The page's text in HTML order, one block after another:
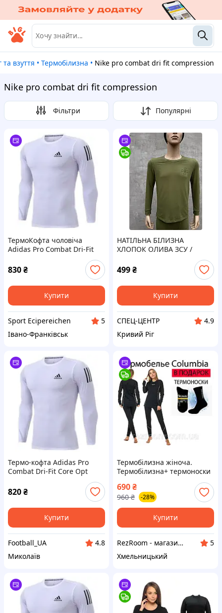
та взуття • Термобілизна • Nike pro combat dri fit compression
Nike pro combat dri fit compression
Фільтри Популярні
ТермоКофта чоловіча
Adidas Pro Combat Dri-Fit
830₴
Купити
Sport Ecipereichen
5
Івано-Франківськ
НАТІЛЬНА БІЛИЗНА
ХЛОПОК ОЛИВА ЗСУ /
499₴
Купити
СПЕЦ-ЦЕНТР
4.9
Кривий Ріг
Термо-кофта Adidas Pro
Combat Dri-Fit Core Opt
820₴
Купити
Football_UA
4.8
Миколаїв
Термобілизна жіноча.
Термобілизна+ термоноски
690₴
960 ₴ -28%
Купити
RezRoom - магазин імпортних речей
5
Хмельницький